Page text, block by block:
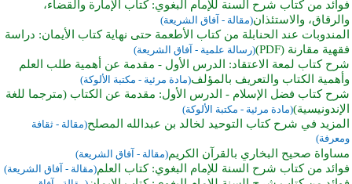
فوائد من كتاب شرح السنة للإمام البغوي: كتاب الإمارة والقضاء،
والرقاق، والاستئذان(مقالة - آفاق الشريعة)
المندوبات عند الحنابلة من كتاب الأطعمة حتى نهاية كتاب الأيمان: دراسة
فقهية مقارنة (PDF)
(رسالة علمية - آفاق الشريعة)
شرح كتاب لمعة الاعتقاد: الدرس الأول - مقدمة عن أهمية طلب العلم
وأهمية الكتاب والتعريف بالمؤلف(مادة مرئية - مكتبة الألوكة)
شرح كتاب فضل الإسلام - الدرس الأول: مقدمة عن الكتاب (مترجما للغة
الإندونيسية)(مادة مرئية - مكتبة الألوكة)
المزيد في شرح كتاب التوحيد لخالد بن عبدالله المصلح(مقالة - ثقافة
ومعرفة)
مساواة صحيح البخاري بالقرآن الكريم(مقالة - آفاق الشريعة)
فوائد من كتاب شرح السنة للإمام البغوي: كتاب العلم(مقالة - آفاق الشريعة)